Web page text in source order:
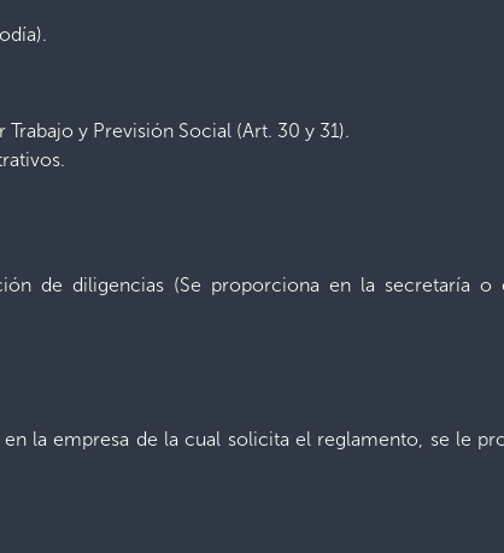
y Previsión Social (Art. 30 y 31).
de diligencias (Se proporciona en la secretaría
la empresa de la cual solicita el reglamento, se le